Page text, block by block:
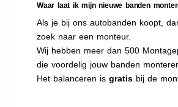
Waar laat ik mijn nieuwe banden
Als je bij ons autobanden koopt,
zoek naar een monteur.
Wij hebben meer dan 500
die voordelig jouw banden
Het balanceren is gratis bij de